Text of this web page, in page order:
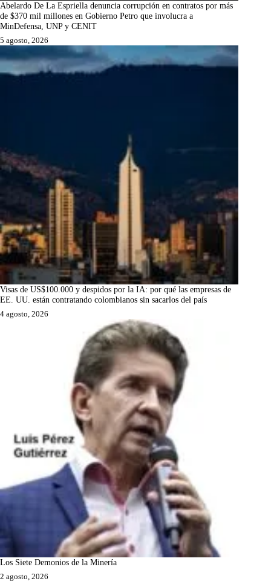
Abelardo De La Espriella denuncia corrupción en contratos por más
de $370 mil millones en Gobierno Petro que involucra a
MinDefensa, UNP y CENIT
5 agosto, 2026
Visas de US$100.000 y despidos por la IA: por qué las empresas de
EE. UU. están contratando colombianos sin sacarlos del país
4 agosto, 2026
Los Siete Demonios de la Minería
2 agosto, 2026